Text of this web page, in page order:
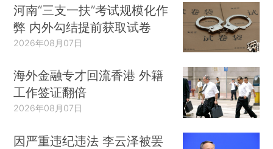
河南“三支一扶”考试规模化作
弊 内外勾结提前获取试卷
2026年08月07日
海外金融专才回流香港 外籍
工作签证翻倍
2026年08月07日
因严重违纪违法 李云泽被罢